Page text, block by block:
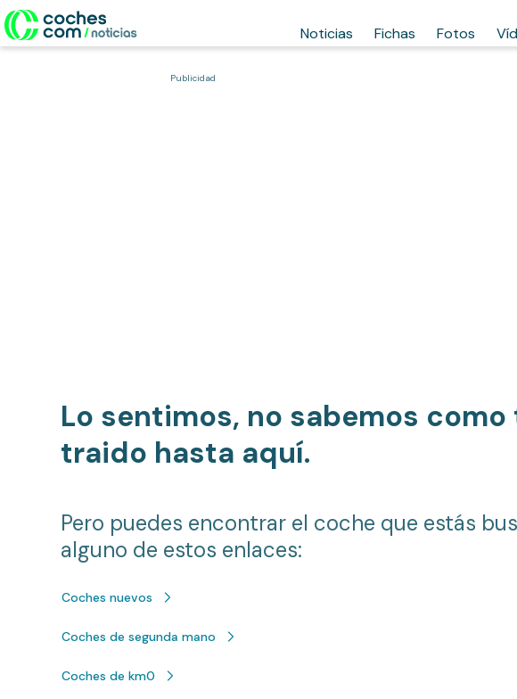
Noticias Fichas Fotos
Publicidad
Lo sentimos, no sabemos como
traido hasta aquí.
Pero puedes encontrar el coche que estás
alguno de estos enlaces:
Coches nuevos
Coches de segunda mano
Coches de km0